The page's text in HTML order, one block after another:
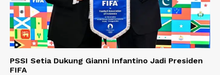
PSSI Setia Dukung Gianni Infantino Jadi Presiden
FIFA